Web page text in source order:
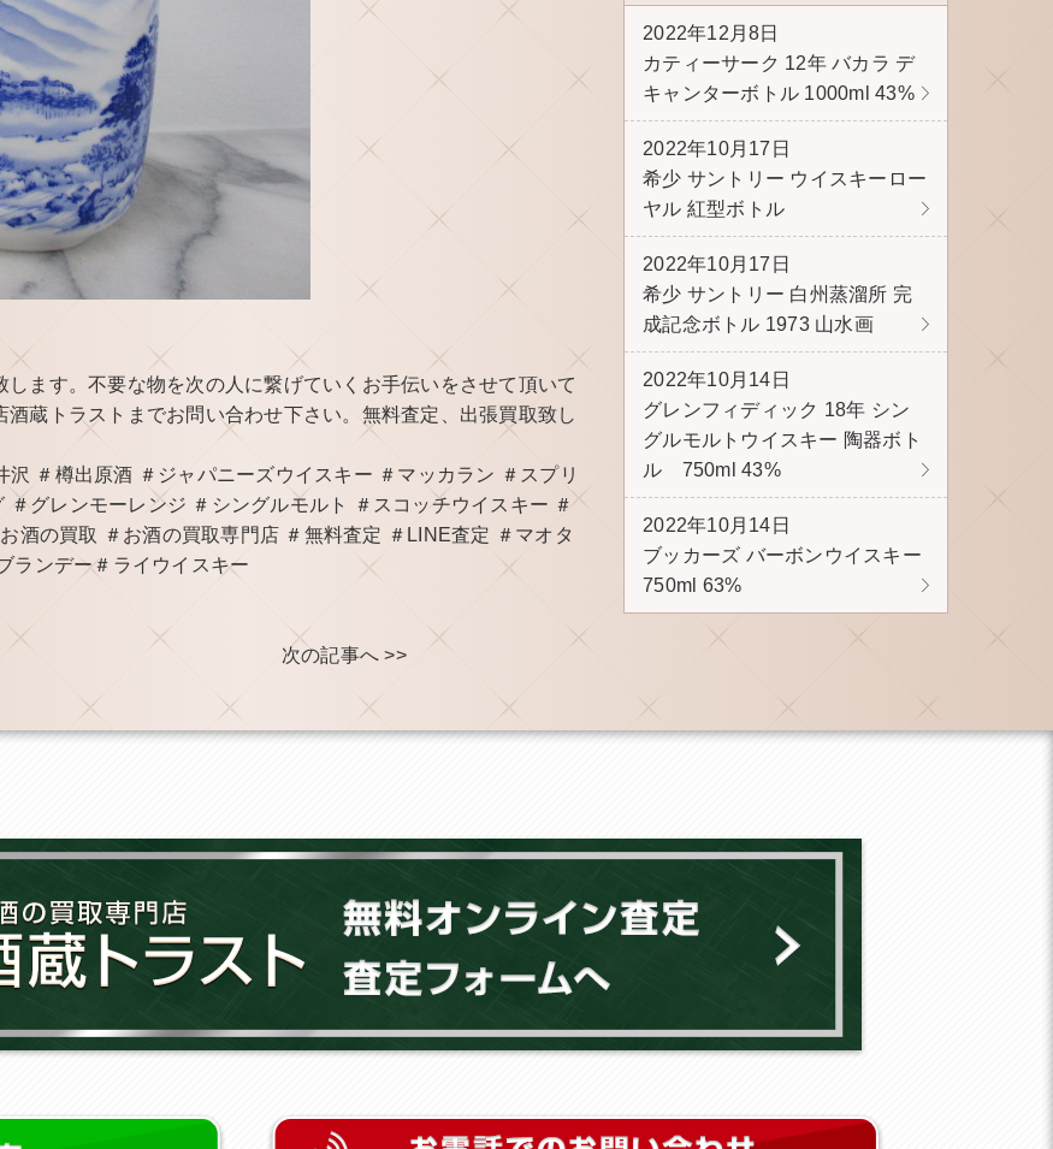
ます。不要な物を次の人に繋げていくお手伝いをさせて頂いて
蔵トラストまでお問い合わせ下さい。無料査定、出張買取致し
＃樽出原酒 ＃ジャパニーズウイスキー ＃マッカラン ＃スプリ
グレンモーレンジ ＃シングルモルト ＃スコッチウイスキー ＃
酒の買取 ＃お酒の買取専門店 ＃無料査定 ＃LINE査定 ＃マオタ
ランデー＃ライウイスキー
次の記事へ >>
2022年12月8日
カティーサーク 12年 バカラ デ
キャンターボトル 1000ml 43%
2022年10月17日
希少 サントリー ウイスキーロー
ヤル 紅型ボトル
2022年10月17日
希少 サントリー 白州蒸溜所 完
成記念ボトル 1973 山水画
2022年10月14日
グレンフィディック 18年 シン
グルモルトウイスキー 陶器ボト
ル 750ml 43%
2022年10月14日
ブッカーズ バーボンウイスキー
750ml 63%